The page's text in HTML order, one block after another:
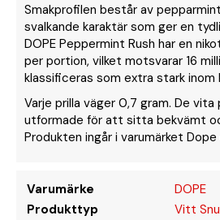
Smakprofilen består av
svalkande karaktär som ger en
DOPE Peppermint Rush har en
per portion, vilket motsvarar 16
klassificeras som extra stark inom
Varje prilla väger 0,7 gram. De vita
utformade för att sitta bekvämt
Produkten ingår i varumärket
Varumärke
DOPE
Produkttyp
Vitt